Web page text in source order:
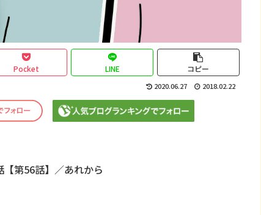
Pocket LINE コピー
2020.06.27 2018.02.22
第56話】／あれから